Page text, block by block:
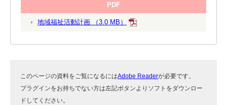
PDF
地域福祉活動計画 （3.0 MB）
このページの資料をご覧になるにはAdobe Readerが必要です。
プラグインをお持ちでない方は左記ボタンよりソフトをダウンロー
ドしてください。